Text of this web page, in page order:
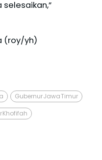
(roy/yh)
Gubernur Jawa Timur
Khofifah